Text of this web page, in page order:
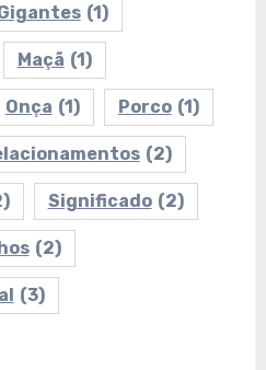
(1)
Maçã (1)
Onça (1) Porco (1)
(2)
Significado (2)
(2)
(3)